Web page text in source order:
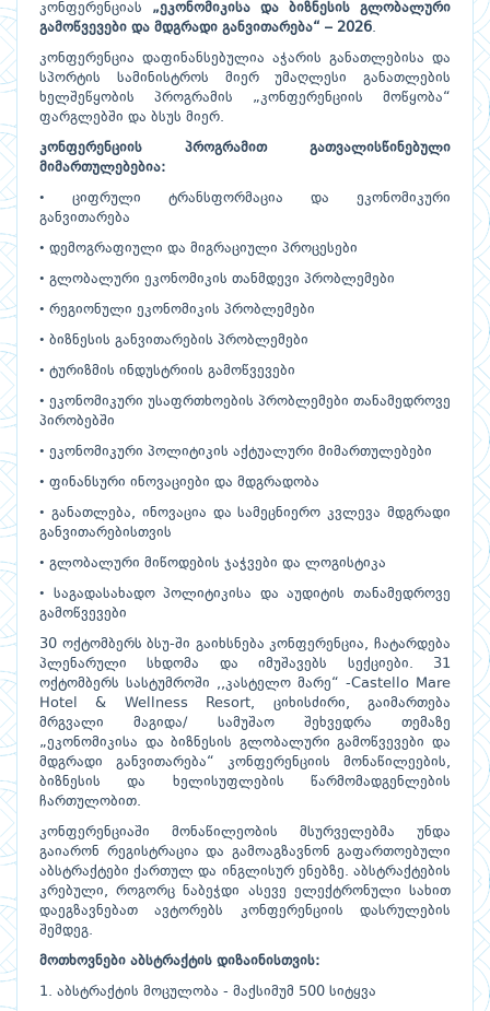
კონფერენციას „ეკონომიკისა და ბიზნესის გლობალური
გამოწვევები და მდგრადი განვითარება“ – 2026.
კონფერენცია დაფინანსებულია აჭარის განათლებისა და
სპორტის სამინისტროს მიერ უმაღლესი განათლების
ხელშეწყობის პროგრამის „კონფერენციის მოწყობა“
ფარგლებში და ბსუს მიერ.
კონფერენციის პროგრამით გათვალისწინებული
მიმართულებებია:
• ციფრული ტრანსფორმაცია და ეკონომიკური
განვითარება
• დემოგრაფიული და მიგრაციული პროცესები
• გლობალური ეკონომიკის თანმდევი პრობლემები
• რეგიონული ეკონომიკის პრობლემები
• ბიზნესის განვითარების პრობლემები
• ტურიზმის ინდუსტრიის გამოწვევები
• ეკონომიკური უსაფრთხოების პრობლემები თანამედროვე
პირობებში
• ეკონომიკური პოლიტიკის აქტუალური მიმართულებები
• ფინანსური ინოვაციები და მდგრადობა
• განათლება, ინოვაცია და სამეცნიერო კვლევა მდგრადი
განვითარებისთვის
• გლობალური მიწოდების ჯაჭვები და ლოგისტიკა
• საგადასახადო პოლიტიკისა და აუდიტის თანამედროვე
გამოწვევები
30 ოქტომბერს ბსუ-ში გაიხსნება კონფერენცია, ჩატარდება
პლენარული სხდომა და იმუშავებს სექციები. 31
ოქტომბერს სასტუმროში ,,კასტელო მარე“ -Castello Mare
Hotel & Wellness Resort, ციხისძირი, გაიმართება
მრგვალი მაგიდა/ სამუშაო შეხვედრა თემაზე
„ეკონომიკისა და ბიზნესის გლობალური გამოწვევები და
მდგრადი განვითარება“ კონფერენციის მონაწილეების,
ბიზნესის და ხელისუფლების წარმომადგენლების
ჩართულობით.
კონფერენციაში მონაწილეობის მსურველებმა უნდა
გაიარონ რეგისტრაცია და გამოაგზავნონ გაფართოებული
აბსტრაქტები ქართულ და ინგლისურ ენებზე. აბსტრაქტების
კრებული, როგორც ნაბეჭდი ასევე ელექტრონული სახით
დაეგზავნებათ ავტორებს კონფერენციის დასრულების
შემდეგ.
მოთხოვნები აბსტრაქტის დიზაინისთვის:
1. აბსტრაქტის მოცულობა - მაქსიმუმ 500 სიტყვა